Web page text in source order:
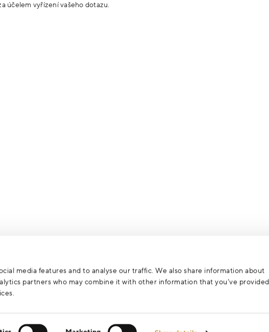
media features and to analyse our traffic. We also share information about
partners who may combine it with other information that you’ve provided
účelem vyřízení vašeho dotazu.